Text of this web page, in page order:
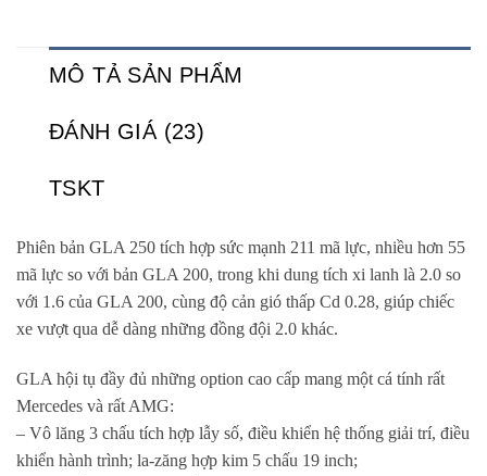
MÔ TẢ SẢN PHẨM
ĐÁNH GIÁ (23)
TSKT
Phiên bản GLA 250 tích hợp sức mạnh 211 mã lực, nhiều hơn 55
mã lực so với bản GLA 200, trong khi dung tích xi lanh là 2.0 so
với 1.6 của GLA 200, cùng độ cản gió thấp Cd 0.28, giúp chiếc
xe vượt qua dễ dàng những đồng đội 2.0 khác.
GLA hội tụ đầy đủ những option cao cấp mang một cá tính rất
Mercedes và rất AMG:
– Vô lăng 3 chấu tích hợp lẫy số, điều khiển hệ thống giải trí, điều
khiển hành trình; la-zăng hợp kim 5 chấu 19 inch;